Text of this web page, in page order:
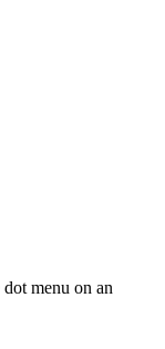
menu on an